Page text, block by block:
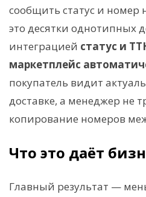
сообщить статус и номер
это десятки однотипных
интеграцией статус и
маркетплейс
покупатель видит
доставке, а менеджер не
копирование номеров
Что это даёт
Главный результат —